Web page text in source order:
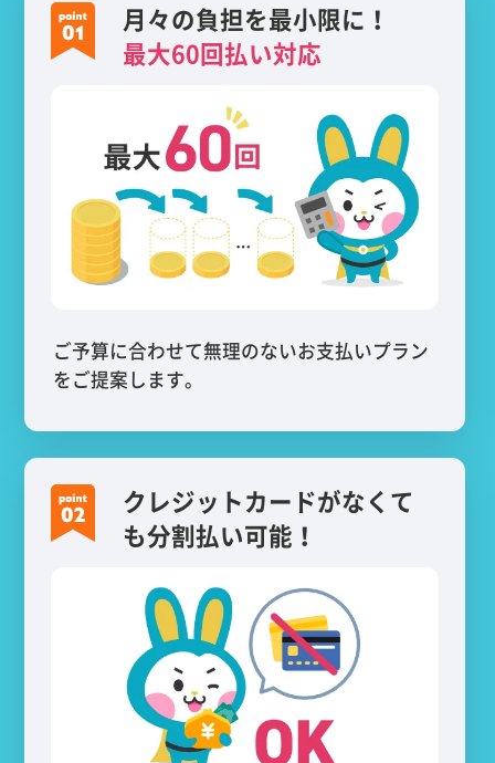
月々の負担を最小限に！
最大60回払い対応
ご予算に合わせて無理のないお支払いプラン
をご提案します。
クレジットカードがなくて
も分割払い可能！